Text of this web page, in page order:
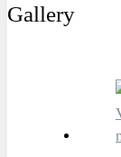
Gallery